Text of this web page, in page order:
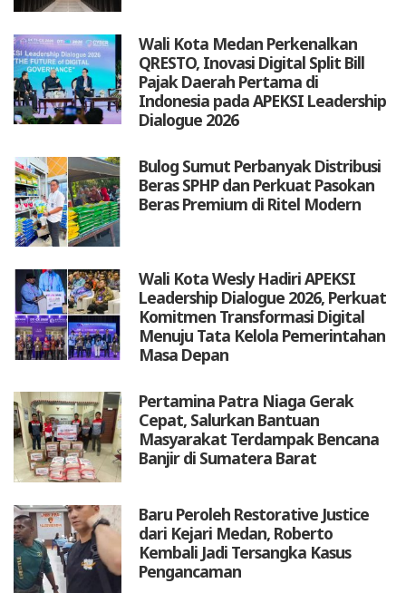
Wali Kota Medan Perkenalkan
QRESTO, Inovasi Digital Split Bill
Pajak Daerah Pertama di
Indonesia pada APEKSI Leadership
Dialogue 2026
Bulog Sumut Perbanyak Distribusi
Beras SPHP dan Perkuat Pasokan
Beras Premium di Ritel Modern
Wali Kota Wesly Hadiri APEKSI
Leadership Dialogue 2026, Perkuat
Komitmen Transformasi Digital
Menuju Tata Kelola Pemerintahan
Masa Depan
Pertamina Patra Niaga Gerak
Cepat, Salurkan Bantuan
Masyarakat Terdampak Bencana
Banjir di Sumatera Barat
Baru Peroleh Restorative Justice
dari Kejari Medan, Roberto
Kembali Jadi Tersangka Kasus
Pengancaman